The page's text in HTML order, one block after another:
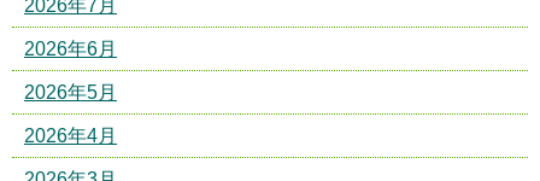
2026年7月
2026年6月
2026年5月
2026年4月